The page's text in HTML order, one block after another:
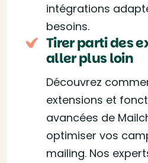
intégrations
besoins.
Tirer parti des
aller plus loin
Découvrez
extensions et
avancées de
optimiser vos
mailing. Nos